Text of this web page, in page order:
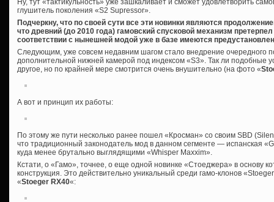
Ну, тут «тактикульность» уже зашкаливает и сможет удовлетворить
глушитель поколения «S2 Supressor».
Подчеркну, что по своей сути все эти новинки являются
что древний (до 2010 года) гамовский спусковой механизм
соответствии с нынешней модой уже в базе имеются
Следующим, уже совсем недавним шагом стало внедрение очередного
дополнительной нижней камерой под индексом «S3». Так ли
другое, но по крайней мере смотрится очень внушительно (на фото «
А вот и принцип их работы:
По этому же пути несколько ранее пошел «Кросман» со своим SBD
что традиционный законодатель мод в данном сегменте — испанская
куда менее брутально выглядящими «Whisper Maxxim».
Кстати, о «Гамо», точнее, о еще одной новинке «Стоеджера» в основу
конструкция. Это действительно уникальный среди гамо-клонов
«Stoeger RX40«: